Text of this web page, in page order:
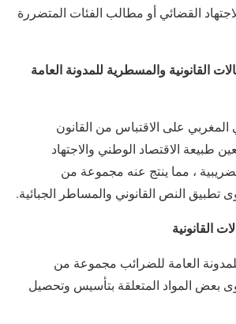
القضائي أو مطالب الفئات المتضررة
القانونية والمسطرية للمدونة العامة
المغربي على الاقتباس من القانون
طبيعة الاقتصاد الوطني والاجتهاد
، مما ينتج عنه مجموعة من
تطبيق النص القانوني والمساطر الجبائية.
القانونية
العامة للضرائب مجموعة من
بعض المواد المتعلقة بتأسيس وتحصيل